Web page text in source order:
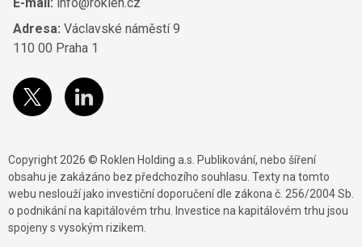
E-mail: info@roklen.cz
Adresa: Václavské náměstí 9
110 00 Praha 1
Copyright 2026 © Roklen Holding a.s. Publikování, nebo šíření
obsahu je zakázáno bez předchozího souhlasu. Texty na tomto
webu neslouží jako investiční doporučení dle zákona č. 256/2004 Sb.
o podnikání na kapitálovém trhu. Investice na kapitálovém trhu jsou
spojeny s vysokým rizikem.